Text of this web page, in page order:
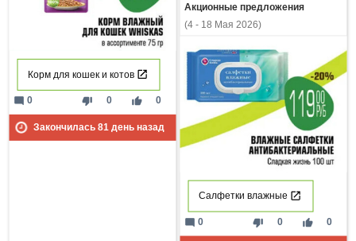
Корм для кошек и котов
thumb_down 0 thumb_up 0
mode_comment 0
Закончилась 81день назад
Акционные предложения
(4 - 18 Мая 2026)
Салфетки влажные
thumb_down 0 thumb_up 0
mode_comment 0